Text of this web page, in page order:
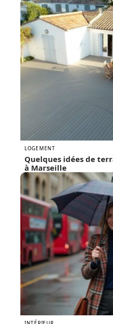
LOGEMENT
Quelques idées de
à Marseille